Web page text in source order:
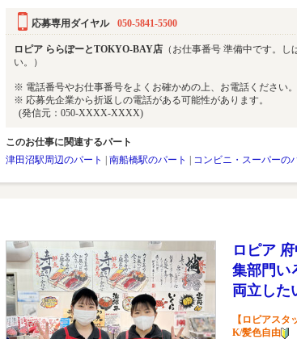
応募専用ダイヤル 050-5841-5500
ロピア ららぽーとTOKYO-BAY店 （お仕事番号 準備中です。し
い。）
※ 電話番号やお仕事番号をよくお確かめの上、お電話ください。
※ 応募先企業から折返しの電話がある可能性があります。
(発信元：050-XXXX-XXXX)
このお仕事に関連するパート
津田沼駅周辺のパート
南船橋駅のパート コンビニ・スーパーの
ロピア
集部門い
両立した
【ロピアス
K/髪色自由